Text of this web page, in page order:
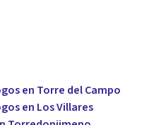
en Torre del Campo
en Los Villares